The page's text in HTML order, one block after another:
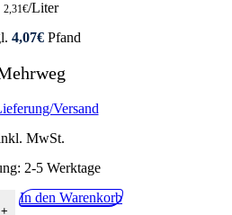
2,31€/Liter
4,07€Pfand
Versand
MwSt.
2-5 Werktage
Cola-Orange 4x6x0,33L Menge
+
In den Warenkorb